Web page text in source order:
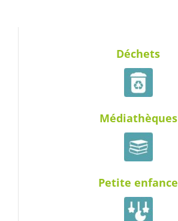
Déchets
Médiathèques
Petite enfance